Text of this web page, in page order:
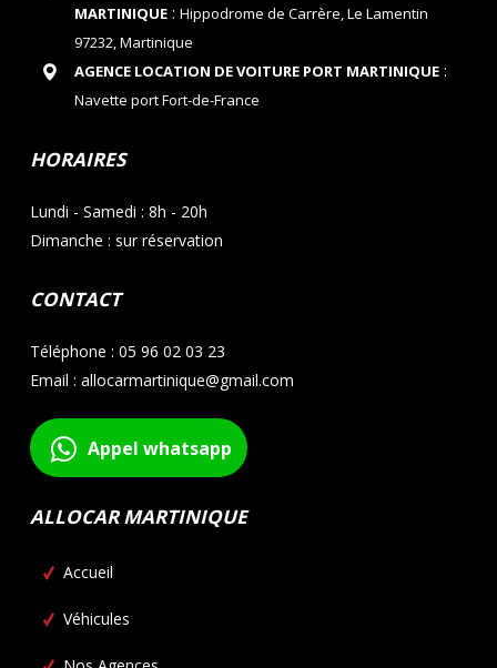
MARTINIQUE: Hippodrome de Carrère, Le Lamentin
97232, Martinique
AGENCE LOCATION DE VOITURE PORT MARTINIQUE:
Navette port Fort-de-France
HORAIRES
Lundi - Samedi : 8h - 20h
Dimanche : sur réservation
CONTACT
Téléphone : 05 96 02 03 23
Email : allocarmartinique@gmail.com
Appel whatsapp
ALLOCAR MARTINIQUE
Accueil
Véhicules